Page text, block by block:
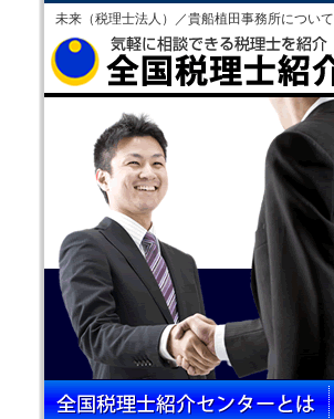
未来（税理士法人）／貴船植田事務所について